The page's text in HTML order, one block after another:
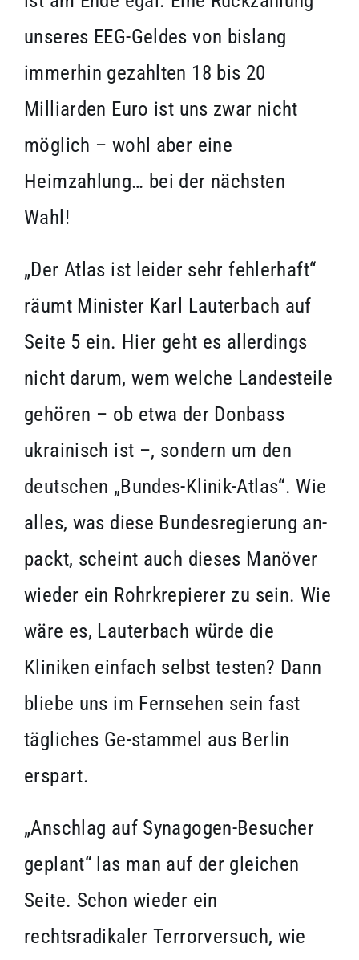
unseres EEG-Geldes von bislang
immerhin gezahlten 18 bis 20
Milliarden Euro ist uns zwar nicht
möglich – wohl aber eine
Heimzahlung… bei der nächsten
Wahl!
„Der Atlas ist leider sehr fehlerhaft“
räumt Minister Karl Lauterbach auf
Seite 5 ein. Hier geht es allerdings
nicht darum, wem welche Landesteile
gehören – ob etwa der Donbass
ukrainisch ist –, sondern um den
deutschen „Bundes-Klinik-Atlas“. Wie
alles, was diese Bundesregierung an-
packt, scheint auch dieses Manöver
wieder ein Rohrkrepierer zu sein. Wie
wäre es, Lauterbach würde die
Kliniken einfach selbst testen? Dann
bliebe uns im Fernsehen sein fast
tägliches Ge-stammel aus Berlin
erspart.
„Anschlag auf Synagogen-Besucher
geplant“ las man auf der gleichen
Seite. Schon wieder ein
rechtsradikaler Terrorversuch, wie